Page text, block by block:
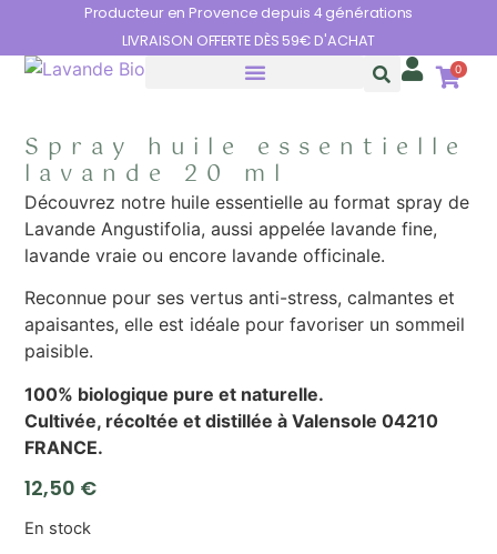
Producteur en Provence depuis 4 générations
LIVRAISON OFFERTE DÈS 59€ D'ACHAT
0
Spray huile essentielle
lavande 20 ml
Découvrez notre huile essentielle au format spray de
Lavande Angustifolia, aussi appelée lavande fine,
lavande vraie ou encore lavande officinale.
Reconnue pour ses vertus anti-stress, calmantes et
apaisantes, elle est idéale pour favoriser un sommeil
paisible.
100% biologique pure et naturelle.
Cultivée, récoltée et distillée à Valensole 04210
FRANCE.
12,50 €
En stock
Panneau de gestion des cookies